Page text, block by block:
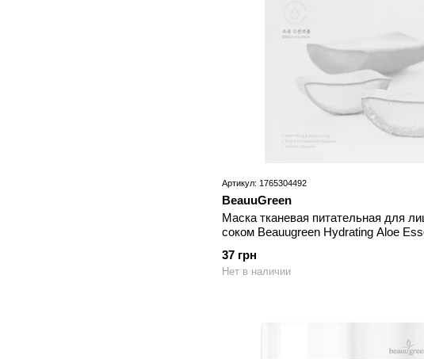
Артикул: 1765304492
BeauuGreen
Маска тканевая питательная для
соком Beauugreen Hydrating Aloe
37 грн
Нет в наличии